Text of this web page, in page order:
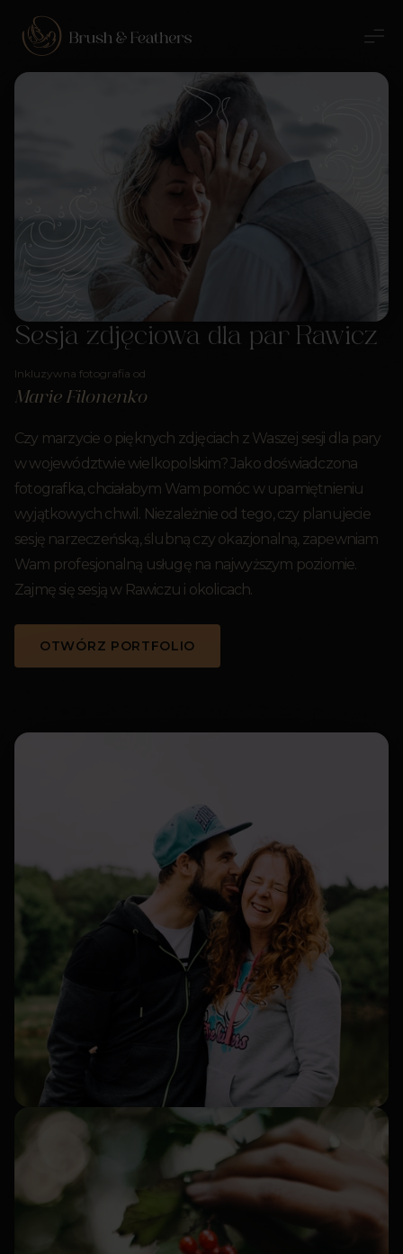
Sesja zdjęciowa dla par Rawicz
Inkluzywna fotografia od
Marie Filonenko
Czy marzycie o pięknych zdjęciach z Waszej sesji dla pary
w województwie wielkopolskim? Jako doświadczona
fotografka, chciałabym Wam pomóc w upamiętnieniu
wyjątkowych chwil. Niezależnie od tego, czy planujecie
sesję narzeczeńską, ślubną czy okazjonalną, zapewniam
Wam profesjonalną usługę na najwyższym poziomie.
Zajmę się sesją w Rawiczu i okolicach.
OTWÓRZ PORTFOLIO